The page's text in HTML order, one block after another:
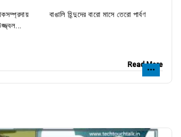
বাঙালি হিন্দুদের বারো মাসে তেরো পার্বণ
Read More